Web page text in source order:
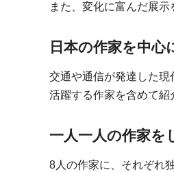
また、変化に富んだ展示
日本の作家を中心
交通や通信が発達した
活躍する作家を含めて紹
一人一人の作家を
8人の作家に、それぞれ